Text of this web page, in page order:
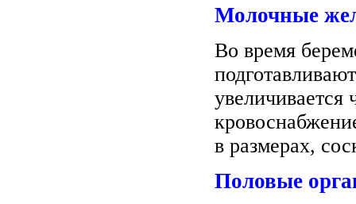
Молочные
Во время
в размерах,
Половые